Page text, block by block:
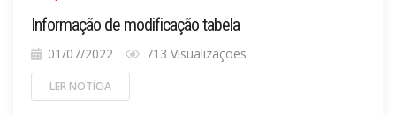
Informação de modificação tabela
01/07/2022 713 Visualizações
LER NOTÍCIA